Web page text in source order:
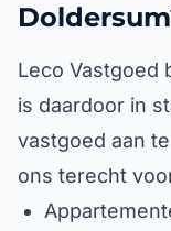
Leco Vastgoed
is daardoor in
vastgoed aan
ons terecht